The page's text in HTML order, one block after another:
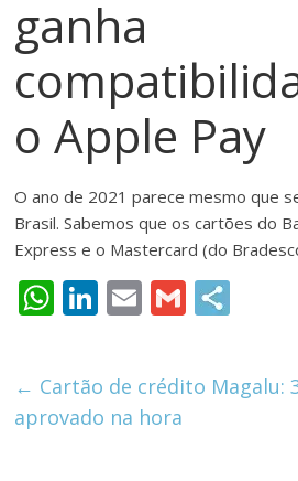
meios
de
pagamentos
ganha
o Apple Pay
O ano de 2021 parece mesmo que
Brasil. Sabemos que os cartões do
Express e o Mastercard (do
W
at
s
A
Li
e
dI
E
ai
l
G
ai
l
← Cartão de crédito Magalu:
aprovado na hora